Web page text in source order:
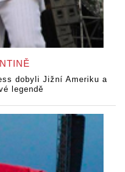
dobyli Jižní Ameriku a
legendě